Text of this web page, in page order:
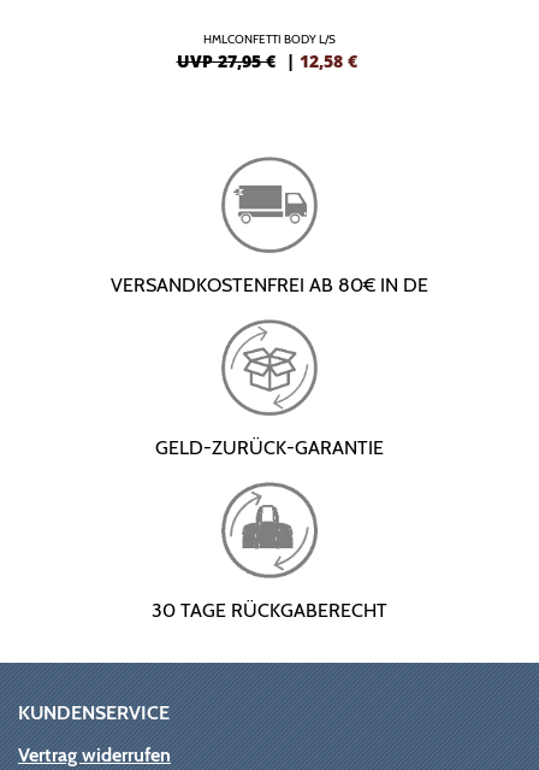
HMLCONFETTI BODY L/S
UVP 27,95 € | 12,58 €
VERSANDKOSTENFREI AB 80€ IN DE
GELD-ZURÜCK-GARANTIE
30 TAGE RÜCKGABERECHT
KUNDENSERVICE
Vertrag widerrufen